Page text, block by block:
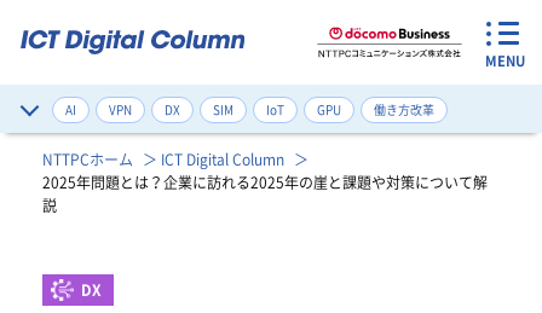
MENU
AI VPN DX SIM IoT GPU 働き方改革
サイバー攻撃対策 デジタルツイン
ゼロトラスト 健康管理 注目のワード一覧
NTTPCホーム
ICT Digital Column
2025年問題とは？企業に訪れる2025年の崖と課題や対策について解
説
DX